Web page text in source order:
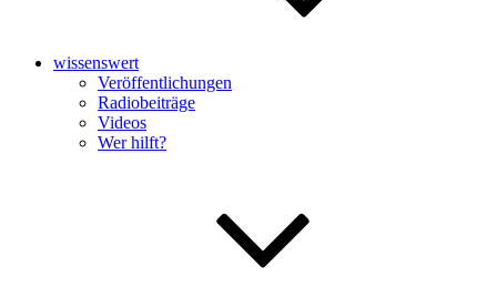
wissenswert
Veröffentlichungen
Radiobeiträge
Videos
Wer hilft?